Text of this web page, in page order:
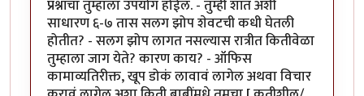
प्रश्नांचा तुम्हाला उपयोग होईल. - तुम्ही शांत अशी
साधारण ६-७ तास सलग झोप शेवटची कधी घेतली
होतीत? - सलग झोप लागत नसल्यास रात्रीत कितीवेळा
तुम्हाला जाग येते? कारण काय? - ऑफिस
कामाव्यतिरीक्त, खूप डोकं लावावं लागेल अथवा विचार